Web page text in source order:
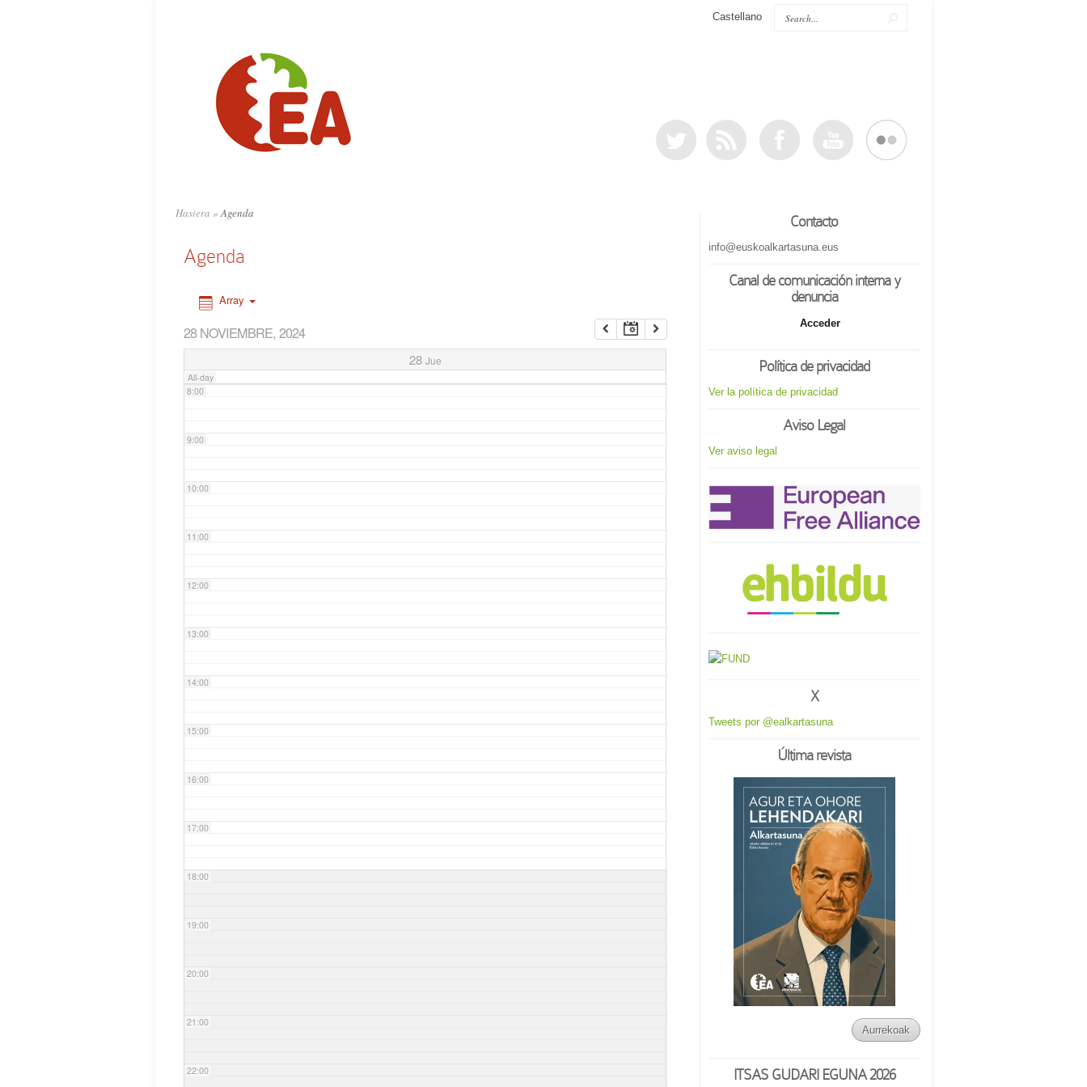
Castellano
Hasiera »Agenda
Agenda
Array
28 NOVIEMBRE, 2024
28 Jue
All-day
6:00
8:00
9:00
10:00
11:00
12:00
13:00
14:00
15:00
16:00
17:00
18:00
19:00
20:00
21:00
22:00
Contacto
info@euskoalkartasuna.eus
Canal de comunicación interna y
denuncia
Acceder
Política de privacidad
Ver la política de privacidad
Aviso Legal
Ver aviso legal
X
Tweets por @ealkartasuna
Última revista
Aurrekoak
ITSAS GUDARI EGUNA 2026